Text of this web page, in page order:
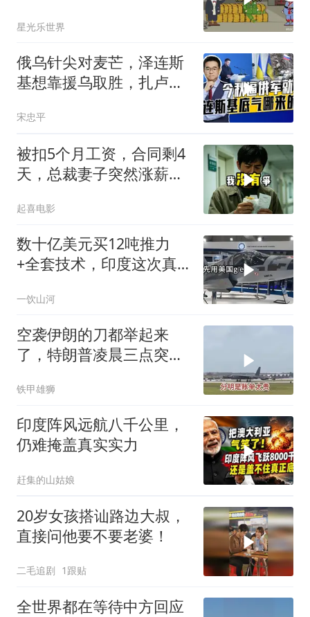
星光乐世界
俄乌针尖对麦芒，泽连斯
基想靠援乌取胜，扎卢日
宋忠平
被扣5个月工资，合同剩4
天，总裁妻子突然涨薪续
起喜电影
数十亿美元买12吨推力
+全套技术，印度这次真
一饮山河
空袭伊朗的刀都举起来
了，特朗普凌晨三点突然
铁甲雄狮
印度阵风远航八千公里，
仍难掩盖真实实力
赶集的山姑娘
20岁女孩搭讪路边大叔，
直接问他要不要老婆！
二毛追剧 1跟贴
全世界都在等待中方回应